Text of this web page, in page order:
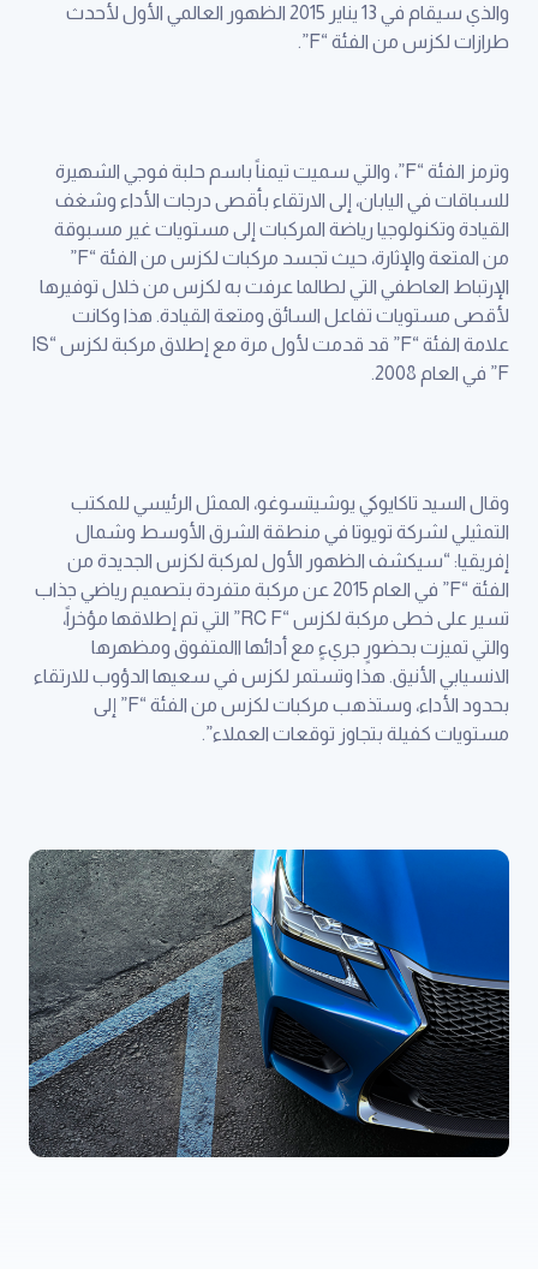
والذي سيقام في 13 يناير 2015 الظهور العالمي الأول لأحدث
طرازات لكزس من الفئة “F”.
وترمز الفئة “F”، والتي سميت تيمناً باسم حلبة فوجي الشهيرة
للسباقات في اليابان، إلى الارتقاء بأقصى درجات الأداء وشغف
القيادة وتكنولوجيا رياضة المركبات إلى مستويات غير مسبوقة
من المتعة والإثارة، حيث تجسد مركبات لكزس من الفئة “F”
الإرتباط العاطفي التي لطالما عرفت به لكزس من خلال توفيرها
لأقصى مستويات تفاعل السائق ومتعة القيادة. هذا وكانت
علامة الفئة “F” قد قدمت لأول مرة مع إطلاق مركبة لكزس “IS
F” في العام 2008.
وقال السيد تاكايوكي يوشيتسوغو، الممثل الرئيسي للمكتب
التمثيلي لشركة تويوتا في منطقة الشرق الأوسط وشمال
إفريقيا: “سيكشف الظهور الأول لمركبة لكزس الجديدة من
الفئة “F” في العام 2015 عن مركبة متفردة بتصميم رياضي جذاب
تسير على خطى مركبة لكزس “RC F” التي تم إطلاقها مؤخراً،
والتي تميزت بحضورٍ جريءٍ مع أدائها االمتفوق ومظهرها
الانسيابي الأنيق. هذا وتستمر لكزس في سعيها الدؤوب للارتقاء
بحدود الأداء، وستذهب مركبات لكزس من الفئة “F” إلى
مستويات كفيلة بتجاوز توقعات العملاء”.